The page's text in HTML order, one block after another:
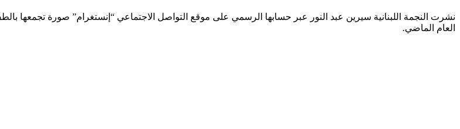
نشرت النجمة اللبنانية سيرين عبد النور عبر حسابها الرسمي على موقع التواصل الاجتماعي “إنستغرام” صورة تجمعها
العام الماضي.